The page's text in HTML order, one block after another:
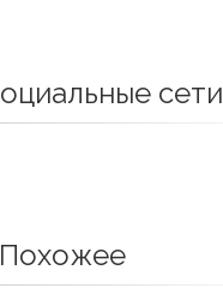
сети
Похожее